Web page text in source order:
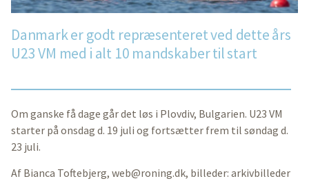
Danmark er godt repræsenteret ved dette års
U23 VM med i alt 10 mandskaber til start
Om ganske få dage går det løs i Plovdiv, Bulgarien. U23 VM
starter på onsdag d. 19 juli og fortsætter frem til søndag d.
23 juli.
Af Bianca Toftebjerg, web@roning.dk, billeder: arkivbilleder